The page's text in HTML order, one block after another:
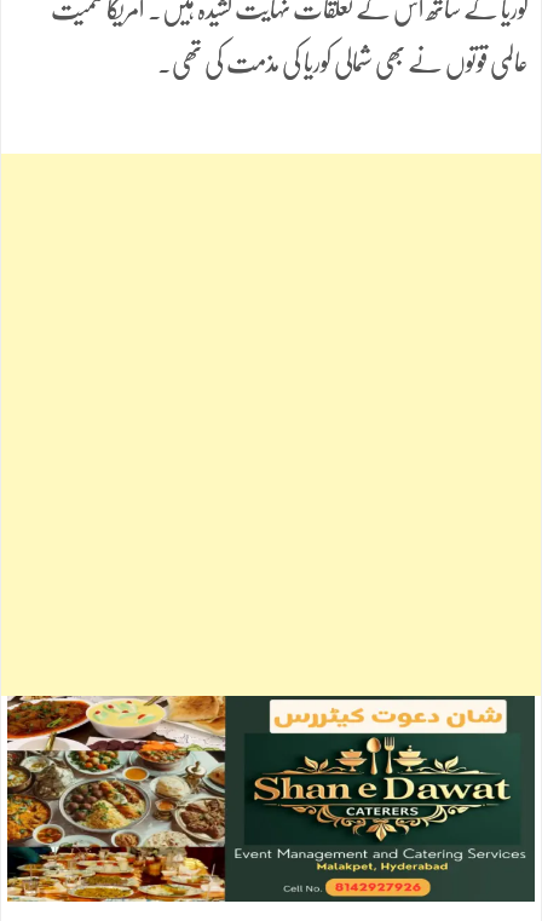
کوریا کے ساتھ اس کے تعلقات نہایت کشیدہ ہیں۔ امریکا سمیت
عالمی قوتوں نے بھی شمالی کوریا کی مذمت کی تھی۔